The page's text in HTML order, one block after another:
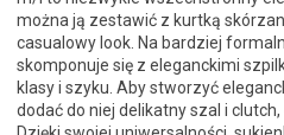
można ją zestawić z kurtką
casualowy look. Na bardziej
skomponuje się z eleganckimi
klasy i szyku. Aby stworzyć
dodać do niej delikatny szal i